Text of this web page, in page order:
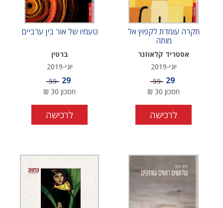
תקרה עומדת לקפוץ אל
מותה
אסטריד קלאוזנר
יוני-2019
מחיר מבצע
29 מחיר
59
חסכון 30
₪
לרכישה
טעמיו של אור בין ערביים
ברטין
יוני-2019
מחיר מבצע
29 מחיר
59
חסכון 30
₪
לרכישה